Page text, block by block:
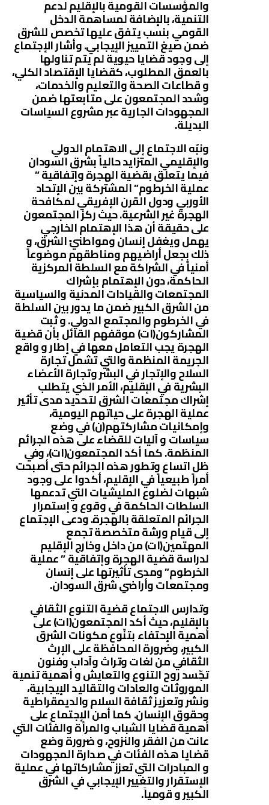
والمؤسسات القومية بالإقليم لدعم
التنمية، بالإضافة لمساهمة الدخل
القومي بنسب يتفق عليها تخصص للشرق
ضمن صيغ التمييز الإيجابي. وأشار الإجتماع
إلى وجود قضايا حيوية لم يتم تناولها
بالعمق المطلوب، كقضايا الإقتصاد الكلي،
و قطاعات الصحة والتعليم والخدمات،
وشدد المجتمعون على متابعتها ضمن
المجهودات الجارية عبر مشروع السياسات
البديلة.
ونبّه الاجتماع إلى الاهتمام الدولي
والإقليمي المتزايد حالياً بشرق السودان
فيما يتعلق بقضية الهجرة وإتفاقية ”
عملية الخرطوم” المشتركة بين الإتحاد
الأوربي ودول القرن الإفريقي لمكافحة
الهجرة غير الشرعية. حيث ركز المجتمعون
على حقيقة أن هذا الإهتمام الخارجي
يهمل ويغفل إنسان ومواطنيّ الشرق، و
ذلك بجعل أراضيهم ومناطقهم موضوعاً
أمنياً في الشراكة مع السلطة المركزية
الحاكمة، دون الإهتمام بإشراك
المجتمعات والقيادات المدنية والسياسية
من الشرق الكبير ضمن ما يدور بين السلطة
في الخرطوم والمجتمع الدولي. و ثبت
المشاركون(ات) موقفهم القائل بأن قضية
الهجرة يجب التعامل معها في إطار و واقع
الجريمة المنظمة والتي تشمل تجارة
السلاح والإتجار في البشر وتجارة الأعضاء
البشرية في الإقليم، الأمر الذي يتطلب
إشراك مجتمعات الشرق لتحديد مدى تأثير
عملية الهجرة على حياتهم اليومية،
وإمكانيات مشاركتهم(ن) في وضع
سياسات و آليات للقضاء على هذه الجرائم
المنظمة. كما أكد المجتمعون(ات)، وفي
ظل اتساع وتطور هذه الجرائم حتى أصبحت
أمراً طبيعياً في الإقليم، أكدوا على وجود
شبهات لضلوع المليشيات التي تدعمها
السلطات الحاكمة في وقوع و إستمرار
الجرائم المتعلقة بالهجرة. ودعى الإجتماع
إلى قيام ورشة متخصصة تجمع
المهتمين(ات) من داخل وخارج الإقليم
لدراسة قضية الهجرة وإتفاقية ” عملية
الخرطوم” ومدى تأثيرتها على إنسان
ومجتمعات وأراضي شرق السودان.
وتدارس الاجتماع قضية التنوع الثقافي
بالإقليم، حيث أكد المجتمعون(ات) على
أهمية الإحتفاء بتنّوع مكونات الشرق
الكبير، وضرورة المحافظة على الإرث
الثقافي من لغات وتراث وآداب وفنون
تجّسد روح التنوع والتعايش و أهمية تنمية
الموروثات والعادات والتقاليد الإيجابية،
ونشر وتعزيز ثقافة السلام والديمقراطية
وحقوق الإنسان. كما أمن الإجتماع على
أهمية قضايا الشباب والمرأة والفئات التي
عانت من الفقر والنزوح، و ضرورة وضع
قضايا هذه الفئات في صدارة المجهودات
و المبادرات التي تعزز مشاركاتها في عملية
الإستقرار والتغيير الإيجابي في الشرق
الكبير و قومياً.